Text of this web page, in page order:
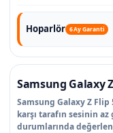
Hoparlör 6 Ay Garanti
Samsung Galaxy
Samsung Galaxy Z
karşı tarafın sesinin
durumlarında